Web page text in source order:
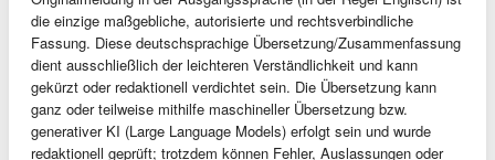
die einzige maßgebliche, autorisierte und rechtsverbindliche
Fassung. Diese deutschsprachige Übersetzung/Zusammenfassung
dient ausschließlich der leichteren Verständlichkeit und kann
gekürzt oder redaktionell verdichtet sein. Die Übersetzung kann
ganz oder teilweise mithilfe maschineller Übersetzung bzw.
generativer KI (Large Language Models) erfolgt sein und wurde
redaktionell geprüft; trotzdem können Fehler, Auslassungen oder